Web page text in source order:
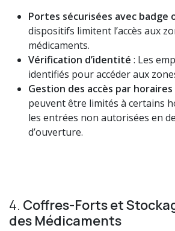
Portes sécurisées avec badge
dispositifs limitent l’accès aux
médicaments.
Vérification d’identité : Les
identifiés pour accéder aux
Gestion des accès par horaires
peuvent être limités à certains
les entrées non autorisées en
d’ouverture.
4. Coffres-Forts et
des Médicaments